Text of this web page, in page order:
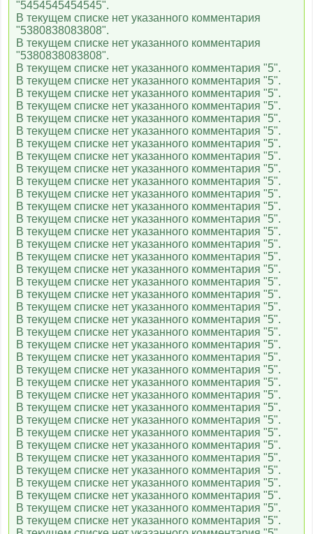
Ля минор
MTV Hits
112 Украина
Телеканал 24
5 канал Украина
Громадське ТВ
Еспресо TV
ЧП.INFO
BBC World News
"5454545454545".
В текущем списке нет указанного комментария
"5380838083808".
В текущем списке нет указанного комментария
"5380838083808".
В текущем списке нет указанного комментария "5".
В текущем списке нет указанного комментария "5".
В текущем списке нет указанного комментария "5".
В текущем списке нет указанного комментария "5".
В текущем списке нет указанного комментария "5".
В текущем списке нет указанного комментария "5".
В текущем списке нет указанного комментария "5".
В текущем списке нет указанного комментария "5".
В текущем списке нет указанного комментария "5".
В текущем списке нет указанного комментария "5".
В текущем списке нет указанного комментария "5".
В текущем списке нет указанного комментария "5".
В текущем списке нет указанного комментария "5".
В текущем списке нет указанного комментария "5".
В текущем списке нет указанного комментария "5".
В текущем списке нет указанного комментария "5".
В текущем списке нет указанного комментария "5".
В текущем списке нет указанного комментария "5".
В текущем списке нет указанного комментария "5".
В текущем списке нет указанного комментария "5".
В текущем списке нет указанного комментария "5".
В текущем списке нет указанного комментария "5".
В текущем списке нет указанного комментария "5".
В текущем списке нет указанного комментария "5".
В текущем списке нет указанного комментария "5".
В текущем списке нет указанного комментария "5".
В текущем списке нет указанного комментария "5".
В текущем списке нет указанного комментария "5".
В текущем списке нет указанного комментария "5".
В текущем списке нет указанного комментария "5".
В текущем списке нет указанного комментария "5".
В текущем списке нет указанного комментария "5".
В текущем списке нет указанного комментария "5".
В текущем списке нет указанного комментария "5".
В текущем списке нет указанного комментария "5".
В текущем списке нет указанного комментария "5".
В текущем списке нет указанного комментария "5".